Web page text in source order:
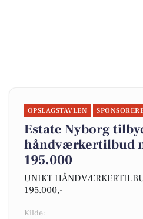
OPSLAGSTAVLEN
Estate Nyborg
håndværkertilbud
195.000
UNIKT
195.000,-
Kilde: